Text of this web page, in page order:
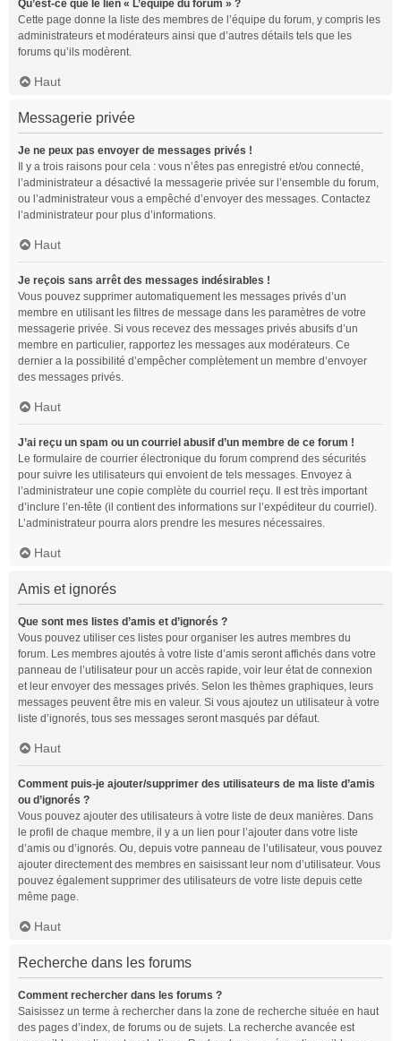
Qu’est-ce que le lien « L’équipe du forum » ?
Cette page donne la liste des membres de l’équipe du forum, y compris les
administrateurs et modérateurs ainsi que d’autres détails tels que les
forums qu’ils modèrent.
Haut
Messagerie privée
Je ne peux pas envoyer de messages privés !
Il y a trois raisons pour cela : vous n’êtes pas enregistré et/ou connecté,
l’administrateur a désactivé la messagerie privée sur l’ensemble du forum,
ou l’administrateur vous a empêché d’envoyer des messages. Contactez
l’administrateur pour plus d’informations.
Haut
Je reçois sans arrêt des messages indésirables !
Vous pouvez supprimer automatiquement les messages privés d’un
membre en utilisant les filtres de message dans les paramètres de votre
messagerie privée. Si vous recevez des messages privés abusifs d’un
membre en particulier, rapportez les messages aux modérateurs. Ce
dernier a la possibilité d’empêcher complètement un membre d’envoyer
des messages privés.
Haut
J’ai reçu un spam ou un courriel abusif d’un membre de ce forum !
Le formulaire de courrier électronique du forum comprend des sécurités
pour suivre les utilisateurs qui envoient de tels messages. Envoyez à
l’administrateur une copie complète du courriel reçu. Il est très important
d’inclure l’en-tête (il contient des informations sur l’expéditeur du courriel).
L’administrateur pourra alors prendre les mesures nécessaires.
Haut
Amis et ignorés
Que sont mes listes d’amis et d’ignorés ?
Vous pouvez utiliser ces listes pour organiser les autres membres du
forum. Les membres ajoutés à votre liste d’amis seront affichés dans votre
panneau de l’utilisateur pour un accès rapide, voir leur état de connexion
et leur envoyer des messages privés. Selon les thèmes graphiques, leurs
messages peuvent être mis en valeur. Si vous ajoutez un utilisateur à votre
liste d’ignorés, tous ses messages seront masqués par défaut.
Haut
Comment puis-je ajouter/supprimer des utilisateurs de ma liste d’amis
ou d’ignorés ?
Vous pouvez ajouter des utilisateurs à votre liste de deux manières. Dans
le profil de chaque membre, il y a un lien pour l’ajouter dans votre liste
d’amis ou d’ignorés. Ou, depuis votre panneau de l’utilisateur, vous pouvez
ajouter directement des membres en saisissant leur nom d’utilisateur. Vous
pouvez également supprimer des utilisateurs de votre liste depuis cette
même page.
Haut
Recherche dans les forums
Comment rechercher dans les forums ?
Saisissez un terme à rechercher dans la zone de recherche située en haut
des pages d’index, de forums ou de sujets. La recherche avancée est